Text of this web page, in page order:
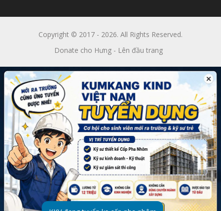
Copyright © 2017 - 2026. All Rights Reserved.
Donate cho Hưng- Lên đầu trang